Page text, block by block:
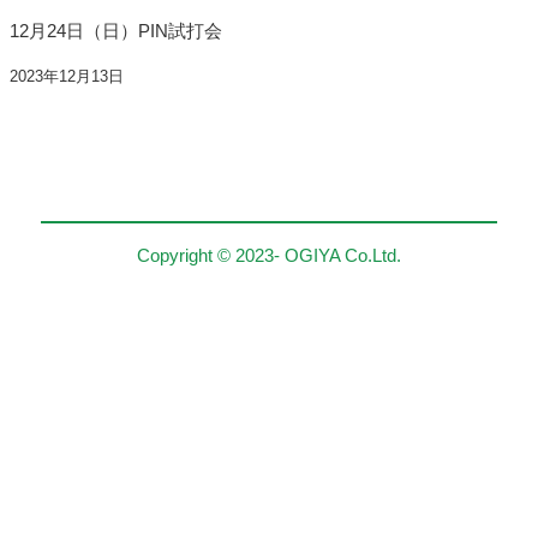
12月24日（日）PIN試打会
2023年12月13日
Copyright © 2023- OGIYA Co.Ltd.